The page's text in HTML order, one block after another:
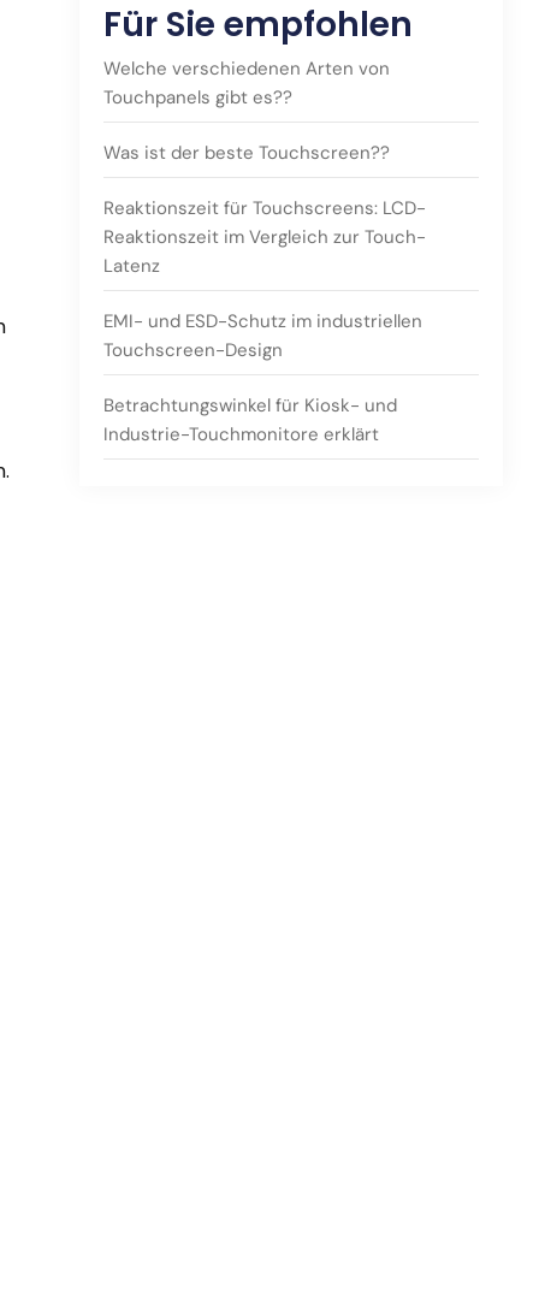
Für Sie empfohlen
Welche verschiedenen Arten von
Touchpanels gibt es??
Was ist der beste Touchscreen??
Reaktionszeit für Touchscreens: LCD-
Reaktionszeit im Vergleich zur Touch-
Latenz
EMI- und ESD-Schutz im industriellen
Touchscreen-Design
Betrachtungswinkel für Kiosk- und
Industrie-Touchmonitore erklärt